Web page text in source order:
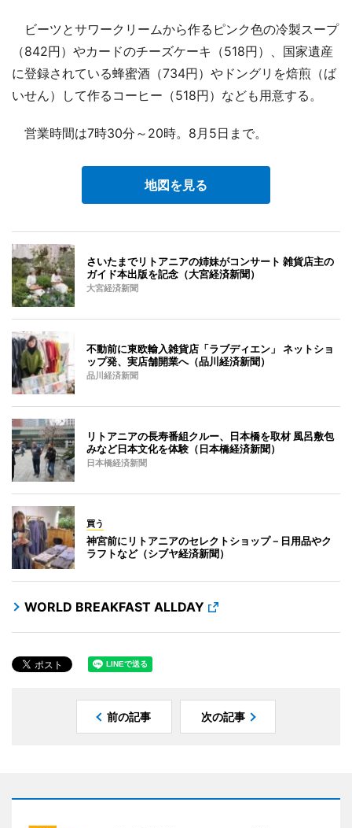
ビーツとサワークリームから作るピンク色の冷製スープ
（842円）やカードのチーズケーキ（518円）、国家遺産
に登録されている蜂蜜酒（734円）やドングリを焙煎（ば
いせん）して作るコーヒー（518円）なども用意する。
営業時間は7時30分～20時。8月5日まで。
地図を見る
さいたまでリトアニアの姉妹がコンサート 雑貨店主の
ガイド本出版を記念（大宮経済新聞）
大宮経済新聞
不動前に東欧輸入雑貨店「ラブディエン」 ネットショ
ップ発、実店舗開業へ（品川経済新聞）
品川経済新聞
リトアニアの長寿番組クルー、日本橋を取材 風呂敷包
みなど日本文化を体験（日本橋経済新聞）
日本橋経済新聞
買う
神宮前にリトアニアのセレクトショップ－日用品やク
ラフトなど（シブヤ経済新聞）
WORLD BREAKFAST ALLDAY
前の記事 次の記事